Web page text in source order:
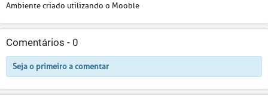
Ambiente criado utilizando o Mooble
Comentários - 0
Seja o primeiro a comentar